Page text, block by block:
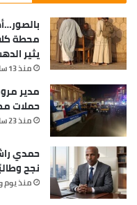
محطة
يثير
منذ 13 ساعة
مدير
حملات
منذ 23 ساعة
حمدي
نجح
منذ يوم